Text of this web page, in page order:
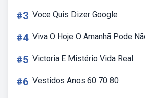
#3 Voce Quis Dizer Google
#4 Viva O Hoje O Amanhã Pode
#5 Victoria E Mistério Vida Real
#6 Vestidos Anos 60 70 80